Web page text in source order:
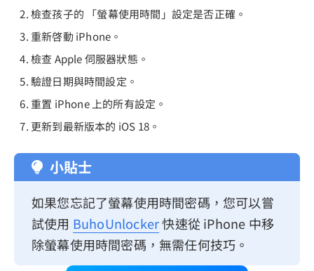
檢查孩子的 「螢幕使用時間」設定是否正確。
重新啓動 iPhone。
檢查 Apple 伺服器狀態。
驗證日期與時間設定。
重置 iPhone 上的所有設定。
更新到最新版本的 iOS 18。
小貼士
如果您忘記了螢幕使用時間密碼，您可以嘗
試使用 BuhoUnlocker快速從 iPhone 中移
除螢幕使用時間密碼，無需任何技巧。